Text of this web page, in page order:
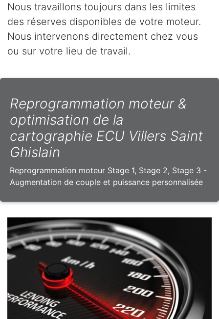
Nous travaillons toujours dans les limites
des réserves disponibles de votre moteur.
Nous intervenons directement chez vous
ou sur votre lieu de travail.
Reprogrammation moteur &
optimisation de la
cartographie ECU Villers Saint
Ghislain
Reprogrammation moteur Stage 1, Stage 2, Stage 3 -
Augmentation de couple et puissance personnalisée